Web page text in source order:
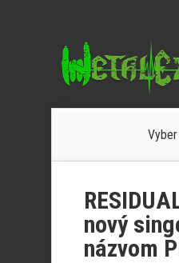
nový
názvom